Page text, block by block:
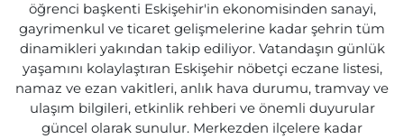
öğrenci başkenti Eskişehir'in ekonomisinden sanayi,
gayrimenkul ve ticaret gelişmelerine kadar şehrin tüm
dinamikleri yakından takip ediliyor. Vatandaşın günlük
yaşamını kolaylaştıran Eskişehir nöbetçi eczane listesi,
namaz ve ezan vakitleri, anlık hava durumu, tramvay ve
ulaşım bilgileri, etkinlik rehberi ve önemli duyurular
güncel olarak sunulur. Merkezden ilçelere kadar